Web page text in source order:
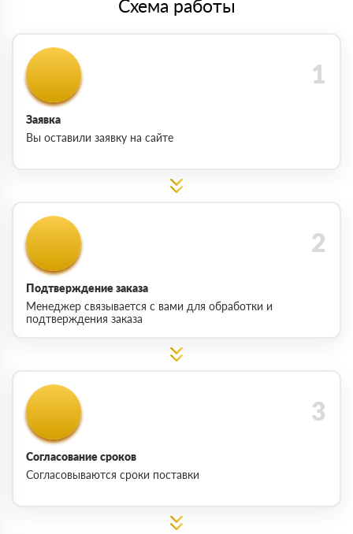
Схема работы
Заявка
Вы оставили заявку на сайте
Подтверждение заказа
Менеджер связывается с вами для обработки и
подтверждения заказа
Согласование сроков
Согласовываются сроки поставки